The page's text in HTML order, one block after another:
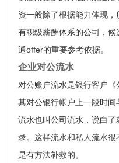
资一般除了根据能力体现
有职级薪酬体系的公司，
通offer的重要参考依据。
企业对公流水
对公账户流水是银行客户《
其对公银行帐户上一段时
流水也叫公司流水，说白
录。这样流水和私人流水
是有方法补救的。